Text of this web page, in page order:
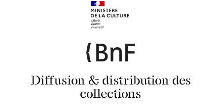
Diffusion & distribution des
collections